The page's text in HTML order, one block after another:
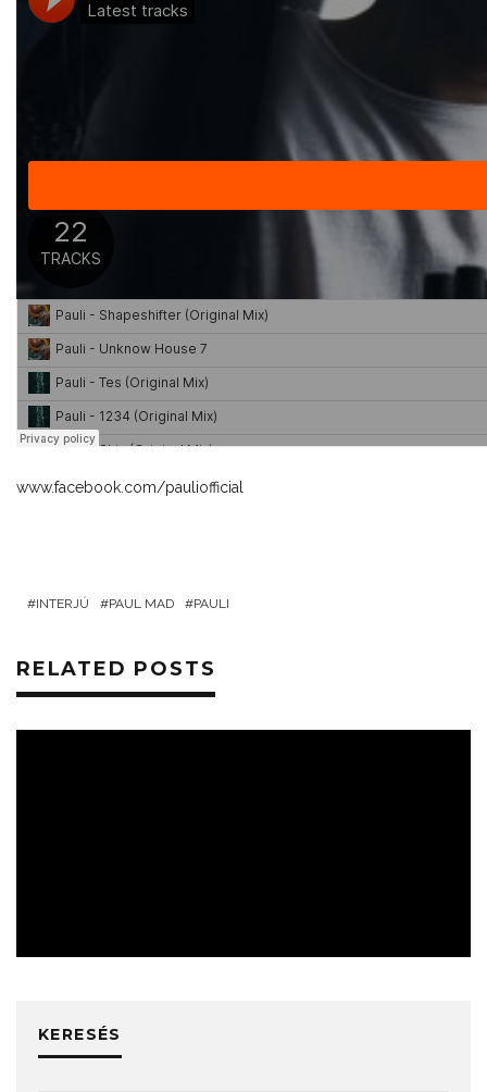
www.facebook.com/pauliofficial
INTERJÚ PAUL MAD PAULI
RELATED POSTS
KERESÉS